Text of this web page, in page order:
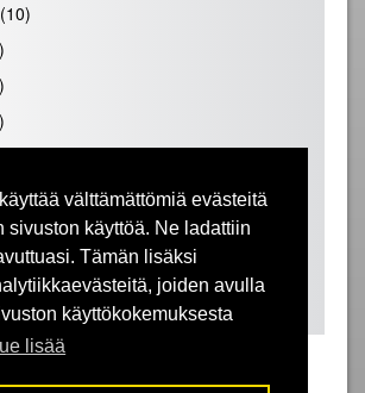
välttämättömiä evästeitä
sivuston käyttöä. Ne ladattiin
Tämän lisäksi
joiden avulla
käyttökokemuksesta
lisää
(10)